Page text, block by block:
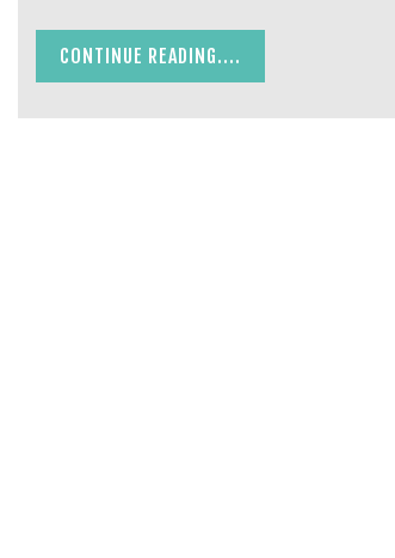
CONTINUE READING....